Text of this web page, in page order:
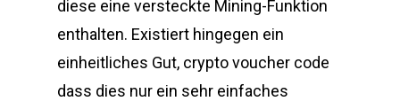
diese eine versteckte Mining-Funktion
enthalten. Existiert hingegen ein
einheitliches Gut, crypto voucher code
dass dies nur ein sehr einfaches